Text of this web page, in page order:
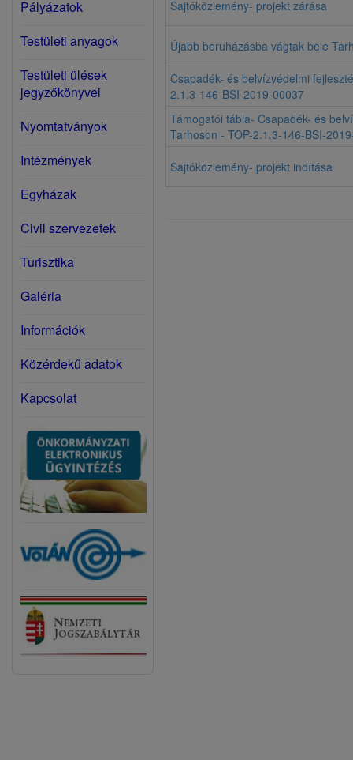
Pályázatok
Testületi anyagok
Testületi ülések
jegyzőkönyvei
Nyomtatványok
Intézmények
Egyházak
Civil szervezetek
Turisztika
Galéria
Információk
Közérdekű adatok
Kapcsolat
Sajtóközlemény- projekt zárása
Újabb beruházásba vágtak bele
Csapadék- és belvízvédelmi
2.1.3-146-BSI-2019-00037
Támogatói tábla- Csapadék- és
Tarhoson - TOP-2.1.3-146-BSI-
Sajtóközlemény- projekt indítása